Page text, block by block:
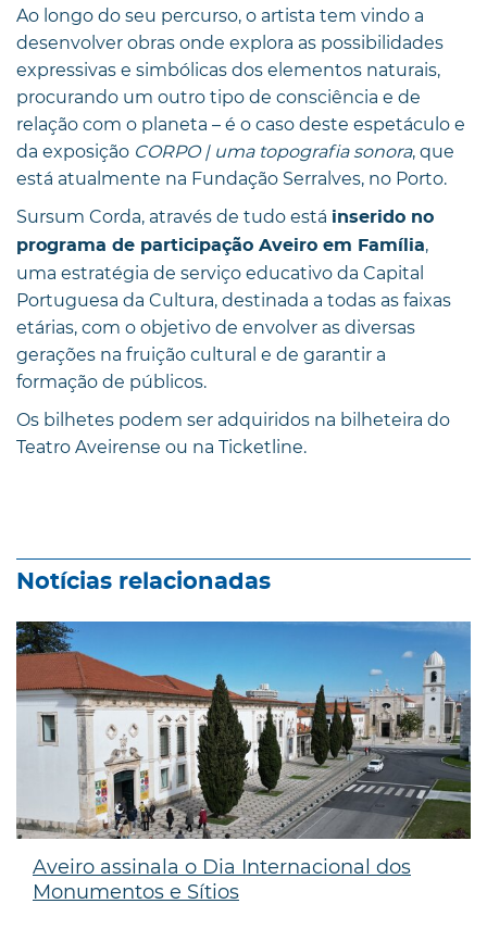
Ao longo do seu percurso, o artista tem vindo a
desenvolver obras onde explora as possibilidades
expressivas e simbólicas dos elementos naturais,
procurando um outro tipo de consciência e de
relação com o planeta – é o caso deste espetáculo e
da exposição CORPO | uma topografia sonora, que
está atualmente na Fundação Serralves, no Porto.
Sursum Corda, através de tudo está inserido no
programa de participação Aveiro em Família,
uma estratégia de serviço educativo da Capital
Portuguesa da Cultura, destinada a todas as faixas
etárias, com o objetivo de envolver as diversas
gerações na fruição cultural e de garantir a
formação de públicos.
Os bilhetes podem ser adquiridos na bilheteira do
Teatro Aveirense ou na Ticketline.
Notícias relacionadas
Aveiro assinala o Dia Internacional dos
Monumentos e Sítios